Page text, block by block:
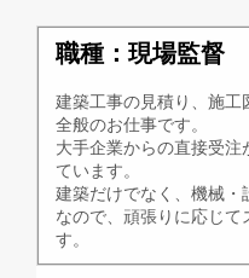
職種：現場監督
建築工事の見積り、施
全般のお仕事です。
大手企業からの直接受
ています。
建築だけでなく、機械・
なので、頑張りに応じ
す。